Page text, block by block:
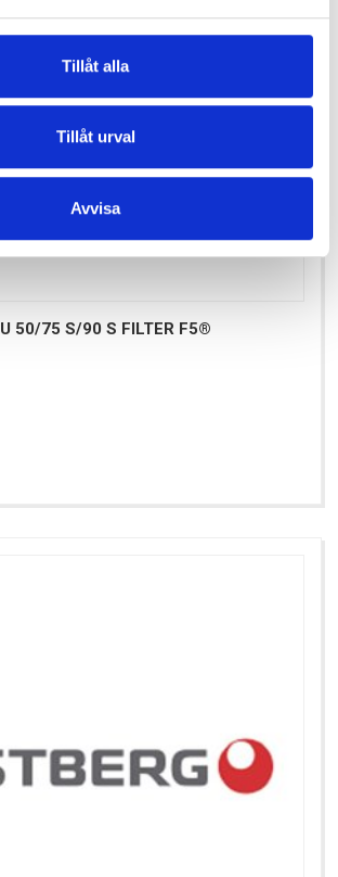
Tillåt alla
Tillåt urval
Avvisa
50/75 S/90 S FILTER F5®